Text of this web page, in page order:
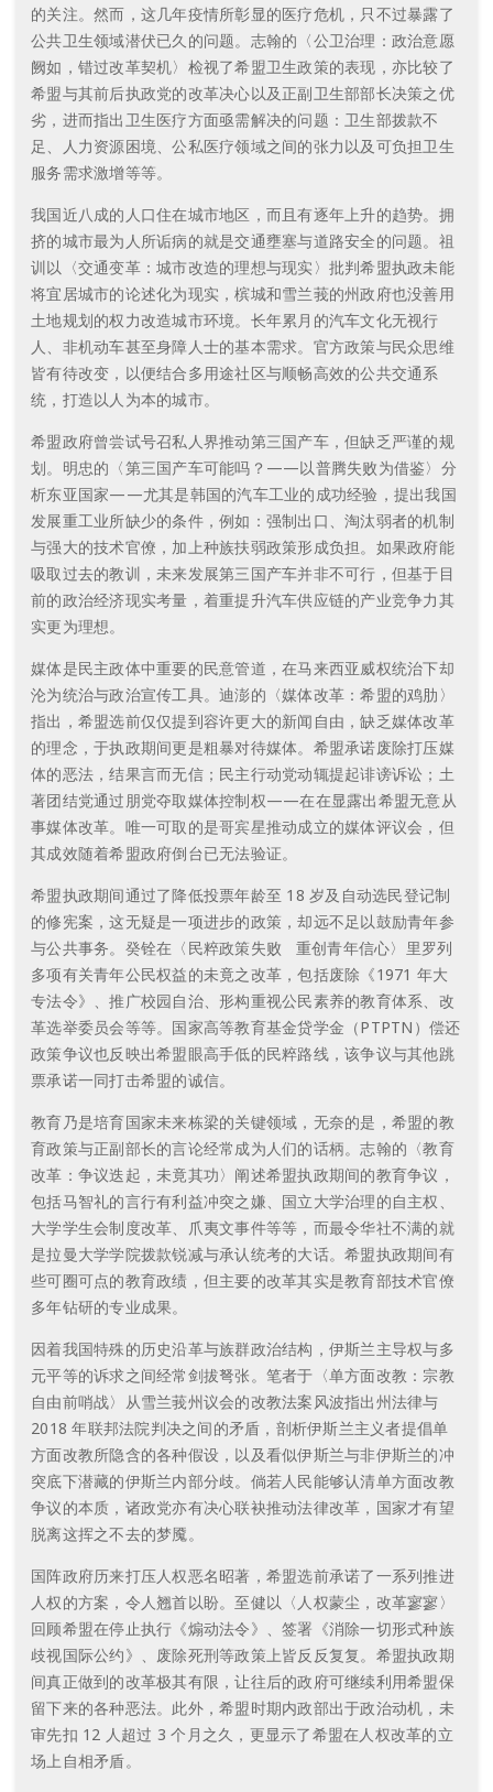
的关注。然而，这几年疫情所彰显的医疗危机，只不过暴露了
公共卫生领域潜伏已久的问题。志翰的〈公卫治理：政治意愿
阙如，错过改革契机〉检视了希盟卫生政策的表现，亦比较了
希盟与其前后执政党的改革决心以及正副卫生部部长决策之优
劣，进而指出卫生医疗方面亟需解决的问题：卫生部拨款不
足、人力资源困境、公私医疗领域之间的张力以及可负担卫生
服务需求激增等等。
我国近八成的人口住在城市地区，而且有逐年上升的趋势。拥
挤的城市最为人所诟病的就是交通壅塞与道路安全的问题。祖
训以〈交通变革：城市改造的理想与现实〉批判希盟执政未能
将宜居城市的论述化为现实，槟城和雪兰莪的州政府也没善用
土地规划的权力改造城市环境。长年累月的汽车文化无视行
人、非机动车甚至身障人士的基本需求。官方政策与民众思维
皆有待改变，以便结合多用途社区与顺畅高效的公共交通系
统，打造以人为本的城市。
希盟政府曾尝试号召私人界推动第三国产车，但缺乏严谨的规
划。明忠的〈第三国产车可能吗？——以普腾失败为借鉴〉分
析东亚国家——尤其是韩国的汽车工业的成功经验，提出我国
发展重工业所缺少的条件，例如：强制出口、淘汰弱者的机制
与强大的技术官僚，加上种族扶弱政策形成负担。如果政府能
吸取过去的教训，未来发展第三国产车并非不可行，但基于目
前的政治经济现实考量，着重提升汽车供应链的产业竞争力其
实更为理想。
媒体是民主政体中重要的民意管道，在马来西亚威权统治下却
沦为统治与政治宣传工具。迪澎的〈媒体改革：希盟的鸡肋〉
指出，希盟选前仅仅提到容许更大的新闻自由，缺乏媒体改革
的理念，于执政期间更是粗暴对待媒体。希盟承诺废除打压媒
体的恶法，结果言而无信；民主行动党动辄提起诽谤诉讼；土
著团结党通过朋党夺取媒体控制权——在在显露出希盟无意从
事媒体改革。唯一可取的是哥宾星推动成立的媒体评议会，但
其成效随着希盟政府倒台已无法验证。
希盟执政期间通过了降低投票年龄至 18 岁及自动选民登记制
的修宪案，这无疑是一项进步的政策，却远不足以鼓励青年参
与公共事务。癸铨在〈民粹政策失败 重创青年信心〉里罗列
多项有关青年公民权益的未竟之改革，包括废除《1971 年大
专法令》、推广校园自治、形构重视公民素养的教育体系、改
革选举委员会等等。国家高等教育基金贷学金（PTPTN）偿还
政策争议也反映出希盟眼高手低的民粹路线，该争议与其他跳
票承诺一同打击希盟的诚信。
教育乃是培育国家未来栋梁的关键领域，无奈的是，希盟的教
育政策与正副部长的言论经常成为人们的话柄。志翰的〈教育
改革：争议迭起，未竟其功〉阐述希盟执政期间的教育争议，
包括马智礼的言行有利益冲突之嫌、国立大学治理的自主权、
大学学生会制度改革、爪夷文事件等等，而最令华社不满的就
是拉曼大学学院拨款锐减与承认统考的大话。希盟执政期间有
些可圈可点的教育政绩，但主要的改革其实是教育部技术官僚
多年钻研的专业成果。
因着我国特殊的历史沿革与族群政治结构，伊斯兰主导权与多
元平等的诉求之间经常剑拔弩张。笔者于〈单方面改教：宗教
自由前哨战〉从雪兰莪州议会的改教法案风波指出州法律与
2018 年联邦法院判决之间的矛盾，剖析伊斯兰主义者提倡单
方面改教所隐含的各种假设，以及看似伊斯兰与非伊斯兰的冲
突底下潜藏的伊斯兰内部分歧。倘若人民能够认清单方面改教
争议的本质，诸政党亦有决心联袂推动法律改革，国家才有望
脱离这挥之不去的梦魇。
国阵政府历来打压人权恶名昭著，希盟选前承诺了一系列推进
人权的方案，令人翘首以盼。至健以〈人权蒙尘，改革寥寥〉
回顾希盟在停止执行《煽动法令》、签署《消除一切形式种族
歧视国际公约》、废除死刑等政策上皆反反复复。希盟执政期
间真正做到的改革极其有限，让往后的政府可继续利用希盟保
留下来的各种恶法。此外，希盟时期内政部出于政治动机，未
审先扣 12 人超过 3 个月之久，更显示了希盟在人权改革的立
场上自相矛盾。